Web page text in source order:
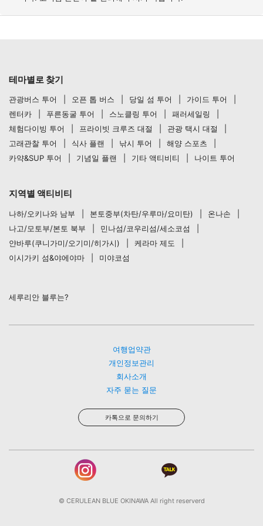
테마별로 찾기
관광버스 투어 오픈 톱 버스 당일 섬 투어
가이드 투어
렌터카
푸른동굴 투어 스노클링 투어
패러세일링
체험다이빙 투어
프라이빗 크루즈 대절
관광 택시 대절
고래관찰 투어
식사 플랜 낚시 투어
해양 스포츠
카약&SUP 투어
기념일 플랜 기타 액티비티 나이트 투어
지역별 액티비티
나하/오키나와 남부 본토중부(차탄/우루마/요미탄)
온나손
나고/모토부/본토 북부
민나섬/코우리섬/세소코섬
얀바루(쿠니가미/오기미/히가시)
케라마 제도
이시가키 섬&야에야마
미야코섬
세루리안 블루는?
여행업약관
개인정보관리
회사소개
자주 묻는 질문
카톡으로 문의하기
© CERULEAN BLUE OKINAWA All right reserverd